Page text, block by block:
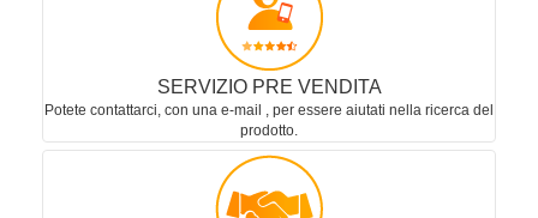
SERVIZIO PRE VENDITA
Potete contattarci, con una e-mail , per essere aiutati nella ricerca del
prodotto.